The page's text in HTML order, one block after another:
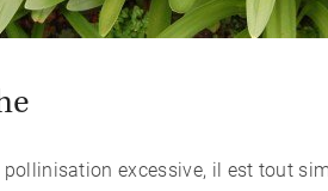
excessive, il est tout